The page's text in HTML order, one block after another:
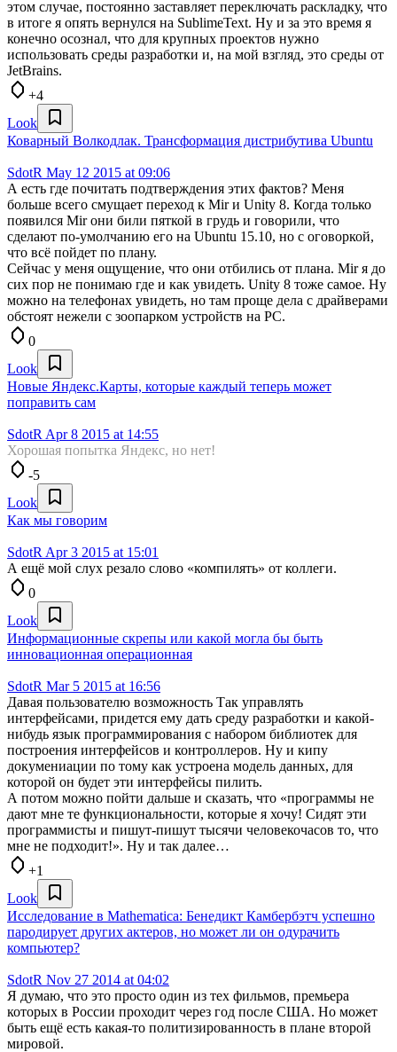
этом случае, постоянно заставляет переключать раскладку, что
в итоге я опять вернулся на SublimeText. Ну и за это время я
конечно осознал, что для крупных проектов нужно
использовать среды разработки и, на мой взгляд, это среды от
JetBrains.
+4
Look
Коварный Волкодлак. Трансформация дистрибутива Ubuntu
SdotR May 12 2015 at 09:06
А есть где почитать подтверждения этих фактов? Меня
больше всего смущает переход к Mir и Unity 8. Когда только
появился Mir они били пяткой в грудь и говорили, что
сделают по-умолчанию его на Ubuntu 15.10, но с оговоркой,
что всё пойдет по плану.
Сейчас у меня ощущение, что они отбились от плана. Mir я до
сих пор не понимаю где и как увидеть. Unity 8 тоже самое. Ну
можно на телефонах увидеть, но там проще дела с драйверами
обстоят нежели с зоопарком устройств на PC.
0
Look
Новые Яндекс.Карты, которые каждый теперь может
поправить сам
SdotR Apr 8 2015 at 14:55
Хорошая попытка Яндекс, но нет!
-5
Look
Как мы говорим
SdotR Apr 3 2015 at 15:01
А ещё мой слух резало слово «компилять» от коллеги.
0
Look
Информационные скрепы или какой могла бы быть
инновационная операционная
SdotR Mar 5 2015 at 16:56
Давая пользователю возможность Так управлять
интерфейсами, придется ему дать среду разработки и какой-
нибудь язык программирования с набором библиотек для
построения интерфейсов и контроллеров. Ну и кипу
докумениации по тому как устроена модель данных, для
которой он будет эти интерфейсы пилить.
А потом можно пойти дальше и сказать, что «программы не
дают мне те функциональности, которые я хочу! Сидят эти
программисты и пишут-пишут тысячи человекочасов то, что
мне не подходит!». Ну и так далее…
+1
Look
Исследование в Mathematica: Бенедикт Камбербэтч успешно
пародирует других актеров, но может ли он одурачить
компьютер?
SdotR Nov 27 2014 at 04:02
Я думаю, что это просто один из тех фильмов, премьера
которых в России проходит через год после США. Но может
быть ещё есть какая-то политизированность в плане второй
мировой.